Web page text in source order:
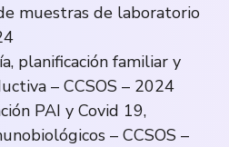
muestras de laboratorio
planificación familiar y
– CCSOS – 2024
PAI y Covid 19,
– CCSOS –